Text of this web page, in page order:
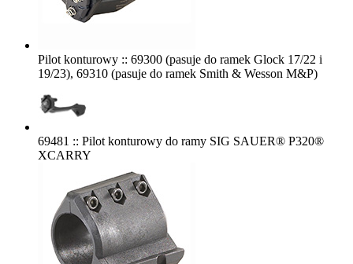
Pilot konturowy :: 69300 (pasuje do ramek Glock 17/22 i
19/23), 69310 (pasuje do ramek Smith & Wesson M&P)
69481 :: Pilot konturowy do ramy SIG SAUER® P320®
XCARRY